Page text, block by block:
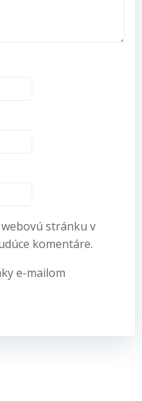
stránku v
komentáre.
e-mailom